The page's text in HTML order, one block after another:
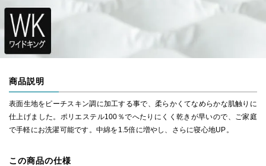
商品説明
表面生地をピーチスキン調に加工する事で、柔らかくてなめらかな肌触りに
仕上げました。ポリエステル100％でへたりにくく乾きが早いので、ご家庭
で手軽にお洗濯可能です。中綿を1.5倍に増やし、さらに寝心地UP。
この商品の仕様